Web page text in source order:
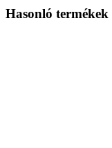
Hasonló termékek